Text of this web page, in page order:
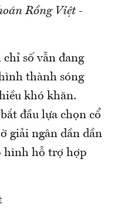
Rồng Việt -
số vẫn đang
thành sóng
khó khăn.
đầu lựa chọn cổ
giải ngân dần dần
hình hỗ trợ hợp